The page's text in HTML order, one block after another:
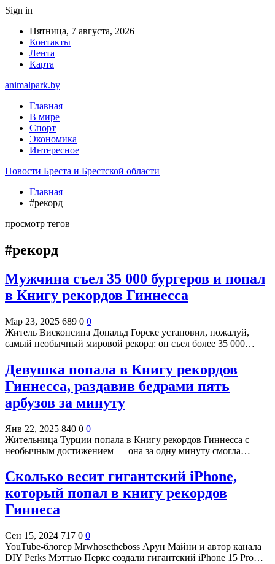
Sign in
Пятница, 7 августа, 2026
Контакты
Лента
Карта
animalpark.by
Главная
В мире
Спорт
Экономика
Интересное
Новости Бреста и Брестской области
Главная
#рекорд
просмотр тегов
#рекорд
Мужчина съел 35 000 бургеров и попал
в Книгу рекордов Гиннесса
Мар 23, 2025 689 0 0
Житель Висконсина Дональд Горске установил, пожалуй,
самый необычный мировой рекорд: он съел более 35 000…
Девушка попала в Книгу рекордов
Гиннесса, раздавив бедрами пять
арбузов за минуту
Янв 22, 2025 840 0 0
Жительница Турции попала в Книгу рекордов Гиннесса с
необычным достижением — она за одну минуту смогла…
Сколько весит гигантский iPhone,
который попал в книгу рекордов
Гиннеса
Сен 15, 2024 717 0 0
YouTube-блогер Mrwhosetheboss Арун Майни и автор канала
DIY Perks Мэттью Перкс создали гигантский iPhone 15 Pro…